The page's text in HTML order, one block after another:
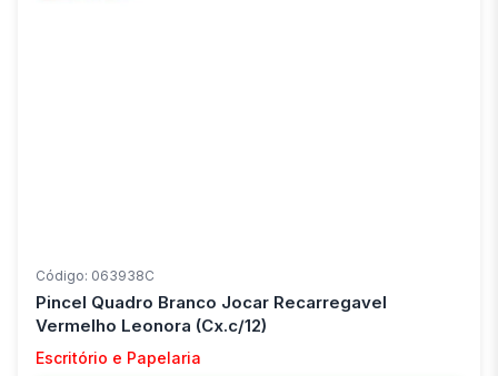
Código: 063938C
Pincel Quadro Branco Jocar Recarregavel
Vermelho Leonora (Cx.c/12)
Escritório e Papelaria